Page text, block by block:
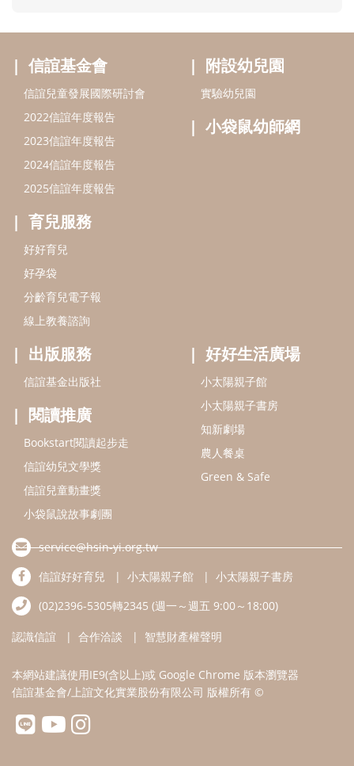
好孕袋
分齡育兒電子報
線上教養諮詢
出版服務
信誼基金出版社
閱讀推廣
Bookstart閱讀起步走
信誼幼兒文學獎
信誼兒童動畫獎
小袋鼠說故事劇團
service@hsin-yi.org.tw
信誼好好育兒
小太陽親子書房
(02)2396-5305轉2345 (週一～週五 9:00～18:00)
認識信誼 合作洽談 智慧財產權聲明
本網站建議使用IE9(含以上)或 Google Chrome 版本瀏覽器
信誼基金會/上誼文化實業股份有限公司 版權所有 ©